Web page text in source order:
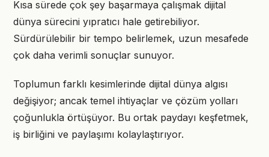
Kısa sürede çok şey başarmaya çalışmak dijital
dünya sürecini yıpratıcı hale getirebiliyor.
Sürdürülebilir bir tempo belirlemek, uzun mesafede
çok daha verimli sonuçlar sunuyor.
Toplumun farklı kesimlerinde dijital dünya algısı
değişiyor; ancak temel ihtiyaçlar ve çözüm yolları
çoğunlukla örtüşüyor. Bu ortak paydayı keşfetmek,
iş birliğini ve paylaşımı kolaylaştırıyor.